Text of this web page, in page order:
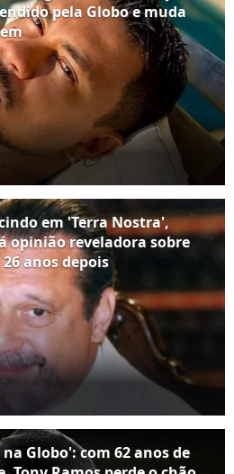
pela Globo e muda
em 'Terra Nostra',
opinião reveladora sobre
anos depois
Globo': com 62 anos de